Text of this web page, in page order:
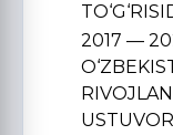
2017 —